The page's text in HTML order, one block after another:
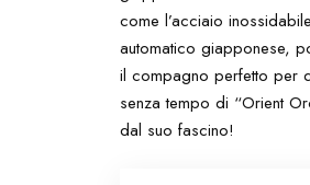
come l’acciaio
automatico giapponese,
il compagno perfetto per
senza tempo di “Orient
dal suo fascino!